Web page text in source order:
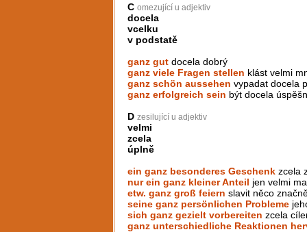
C omezující u adjektiv
docela
vcelku
v podstatě
ganz gut docela dobrý
ganz viele Fragen stellen klást velmi
ganz schön aussehen vypadat docela
ganz erfolgreich sein být docela
D zesilující u adjektiv
velmi
zcela
úplně
ein ganz besonderes Geschenk zcela
nur ein ganz kleiner Anteil jen velmi
etw. ganz groß feiern slavit něco
seine ganz persönlichen Probleme
sich ganz gezielt vorbereiten zcela
ganz unterschiedliche Reaktionen